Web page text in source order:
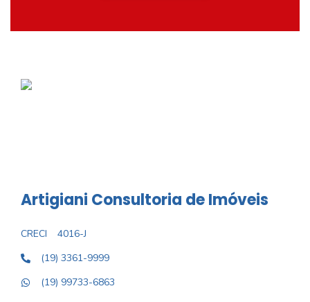
Artigiani Consultoria de Imóveis
CRECI
4016-J
(19) 3361-9999
(19) 99733-6863